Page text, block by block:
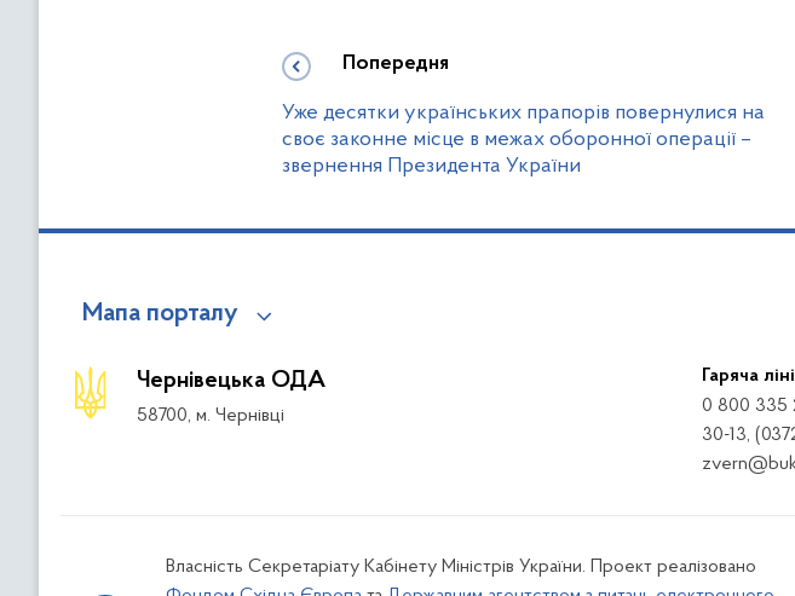
Попередня
Уже десятки українських прапорів повернулися на
своє законне місце в межах оборонної операції –
звернення Президента України
Мапа порталу
Чернівецька ОДА
58700, м. Чернівці
Гаряча
0 800 335
30-13,
Власність Секретаріату Кабінету Міністрів України. Проект реалізовано